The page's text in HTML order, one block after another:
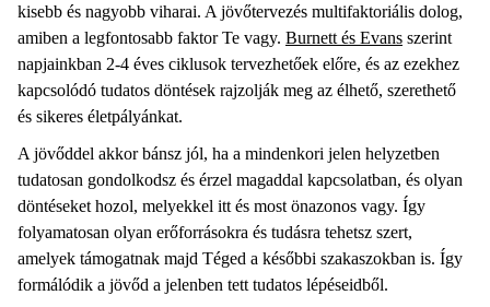
kisebb és nagyobb viharai. A jövőtervezés multifaktoriális dolog,
amiben a legfontosabb faktor Te vagy. Burnett és Evans szerint
napjainkban 2-4 éves ciklusok tervezhetőek előre, és az ezekhez
kapcsolódó tudatos döntések rajzolják meg az élhető, szerethető
és sikeres életpályánkat.
A jövőddel akkor bánsz jól, ha a mindenkori jelen helyzetben
tudatosan gondolkodsz és érzel magaddal kapcsolatban, és olyan
döntéseket hozol, melyekkel itt és most önazonos vagy. Így
folyamatosan olyan erőforrásokra és tudásra tehetsz szert,
amelyek támogatnak majd Téged a későbbi szakaszokban is. Így
formálódik a jövőd a jelenben tett tudatos lépéseidből.